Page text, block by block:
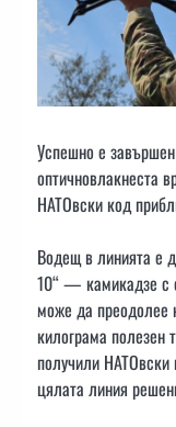
Успешно е
оптичновлакнеста
НАТОвски код
Водещ в линията е
10“ — камикадзе с
може да преодолее
килограма полезен
получили НАТОвски
цялата линия